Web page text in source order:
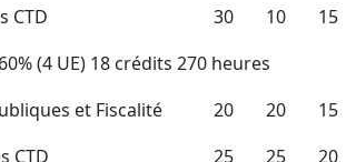
CTD 30 10 15
(4 UE) 18 crédits 270 heures
et Fiscalité 20 20 15
CTD 25 25 20